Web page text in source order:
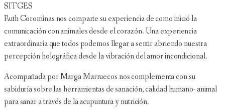
SITGES
Ruth Corominas nos comparte su experiencia de como inició la
comunicación con animales desde el corazón. Una experiencia
extraordinaria que todos podemos llegar a sentir abriendo nuestra
percepción holográfica desde la vibración del amor incondicional.
Acompañada por Marga Marruecos nos complementa con su
sabiduría sobre las herramientas de sanación, calidad humano- animal
para sanar a través de la acupuntura y nutrición.